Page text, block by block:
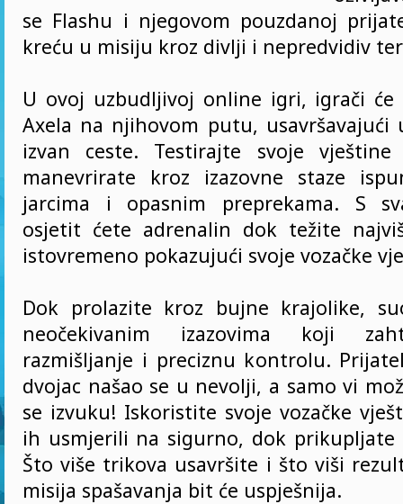
se Flashu i njegovom pouzdanoj
kreću u misiju kroz divlji i nepredvidiv
U ovoj uzbudljivoj online igri, igrači će
Axela na njihovom putu, usavršavajući
izvan ceste. Testirajte svoje
manevrirate kroz izazovne staze
jarcima i opasnim preprekama. S
osjetit ćete adrenalin dok težite
istovremeno pokazujući svoje vozačke
Dok prolazite kroz bujne krajolike,
neočekivanim izazovima koji
razmišljanje i preciznu kontrolu.
dvojac našao se u nevolji, a samo vi
se izvuku! Iskoristite svoje vozačke
ih usmjerili na sigurno, dok prikupljate
Što više trikova usavršite i što viši
misija spašavanja bit će uspješnija.